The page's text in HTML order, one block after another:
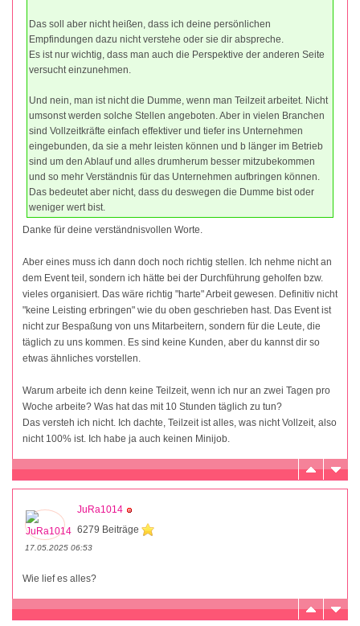
Das soll aber nicht heißen, dass ich deine persönlichen
Empfindungen dazu nicht verstehe oder sie dir abspreche.
Es ist nur wichtig, dass man auch die Perspektive der anderen Seite
versucht einzunehmen.
Und nein, man ist nicht die Dumme, wenn man Teilzeit arbeitet. Nicht
umsonst werden solche Stellen angeboten. Aber in vielen Branchen
sind Vollzeitkräfte einfach effektiver und tiefer ins Unternehmen
eingebunden, da sie a mehr leisten können und b länger im Betrieb
sind um den Ablauf und alles drumherum besser mitzubekommen
und so mehr Verständnis für das Unternehmen aufbringen können.
Das bedeutet aber nicht, dass du deswegen die Dumme bist oder
weniger wert bist.
Danke für deine verständnisvollen Worte.
Aber eines muss ich dann doch noch richtig stellen. Ich nehme nicht an
dem Event teil, sondern ich hätte bei der Durchführung geholfen bzw.
vieles organisiert. Das wäre richtig "harte" Arbeit gewesen. Definitiv nicht
"keine Leisting erbringen" wie du oben geschrieben hast. Das Event ist
nicht zur Bespaßung von uns Mitarbeitern, sondern für die Leute, die
täglich zu uns kommen. Es sind keine Kunden, aber du kannst dir so
etwas ähnliches vorstellen.
Warum arbeite ich denn keine Teilzeit, wenn ich nur an zwei Tagen pro
Woche arbeite? Was hat das mit 10 Stunden täglich zu tun?
Das versteh ich nicht. Ich dachte, Teilzeit ist alles, was nicht Vollzeit, also
nicht 100% ist. Ich habe ja auch keinen Minijob.
JuRa1014
6279 Beiträge
17.05.2025 06:53
Wie lief es alles?